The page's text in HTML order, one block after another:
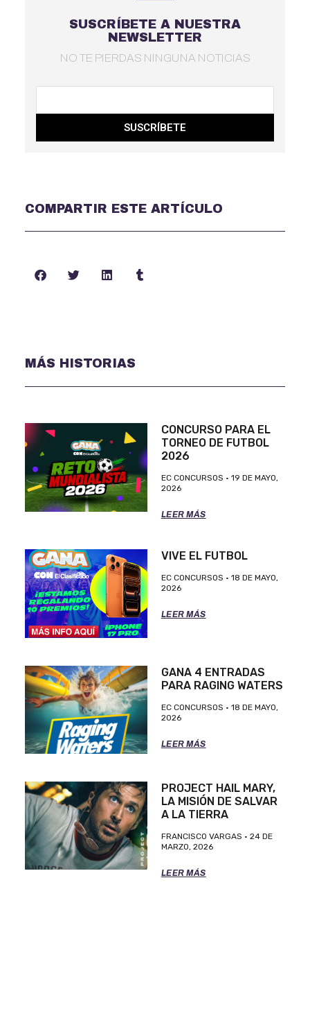
SUSCRÍBETE A NUESTRA
NEWSLETTER
NO TE PIERDAS NINGUNA NOTICIAS
SUSCRÍBETE
COMPARTIR ESTE ARTÍCULO
MÁS HISTORIAS
CONCURSO PARA EL
TORNEO DE FUTBOL
2026
EC CONCURSOS
19 DE MAYO,
2026
LEER MÁS
VIVE EL FUTBOL
EC CONCURSOS
18 DE MAYO,
2026
LEER MÁS
GANA 4 ENTRADAS
PARA RAGING WATERS
EC CONCURSOS
18 DE MAYO,
2026
LEER MÁS
PROJECT HAIL MARY,
LA MISIÓN DE SALVAR
A LA TIERRA
FRANCISCO VARGAS
24 DE
MARZO, 2026
LEER MÁS